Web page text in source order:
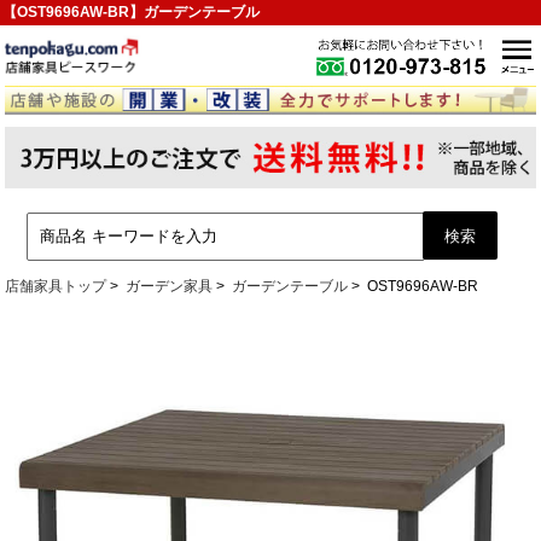
【OST9696AW-BR】ガーデンテーブル
店舗家具トップ ガーデン家具 ガーデンテーブル OST9696AW-BR